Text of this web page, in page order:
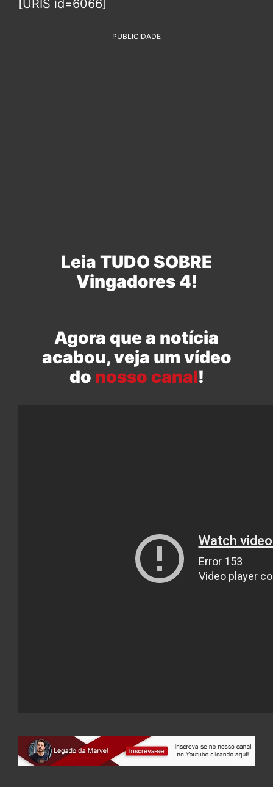
[URIS id=6066]
PUBLICIDADE
Leia TUDO SOBRE
Vingadores 4!
Agora que a notícia
acabou, veja um vídeo
do nosso canal!